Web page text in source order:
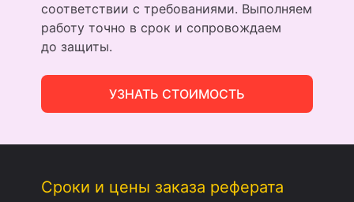
соответствии с требованиями. Выполняем
работу точно в срок и сопровождаем
до защиты.
УЗНАТЬ СТОИМОСТЬ
Сроки и цены заказа реферата